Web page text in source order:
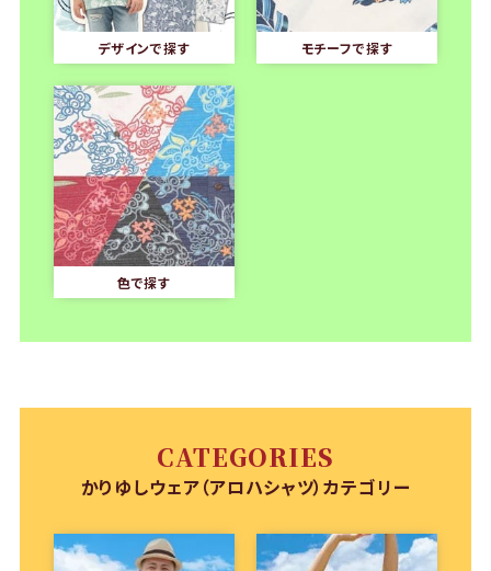
デザインで探す モチーフで探す
色で探す
CATEGORIES
かりゆしウェア（アロハシャツ）カテゴリー